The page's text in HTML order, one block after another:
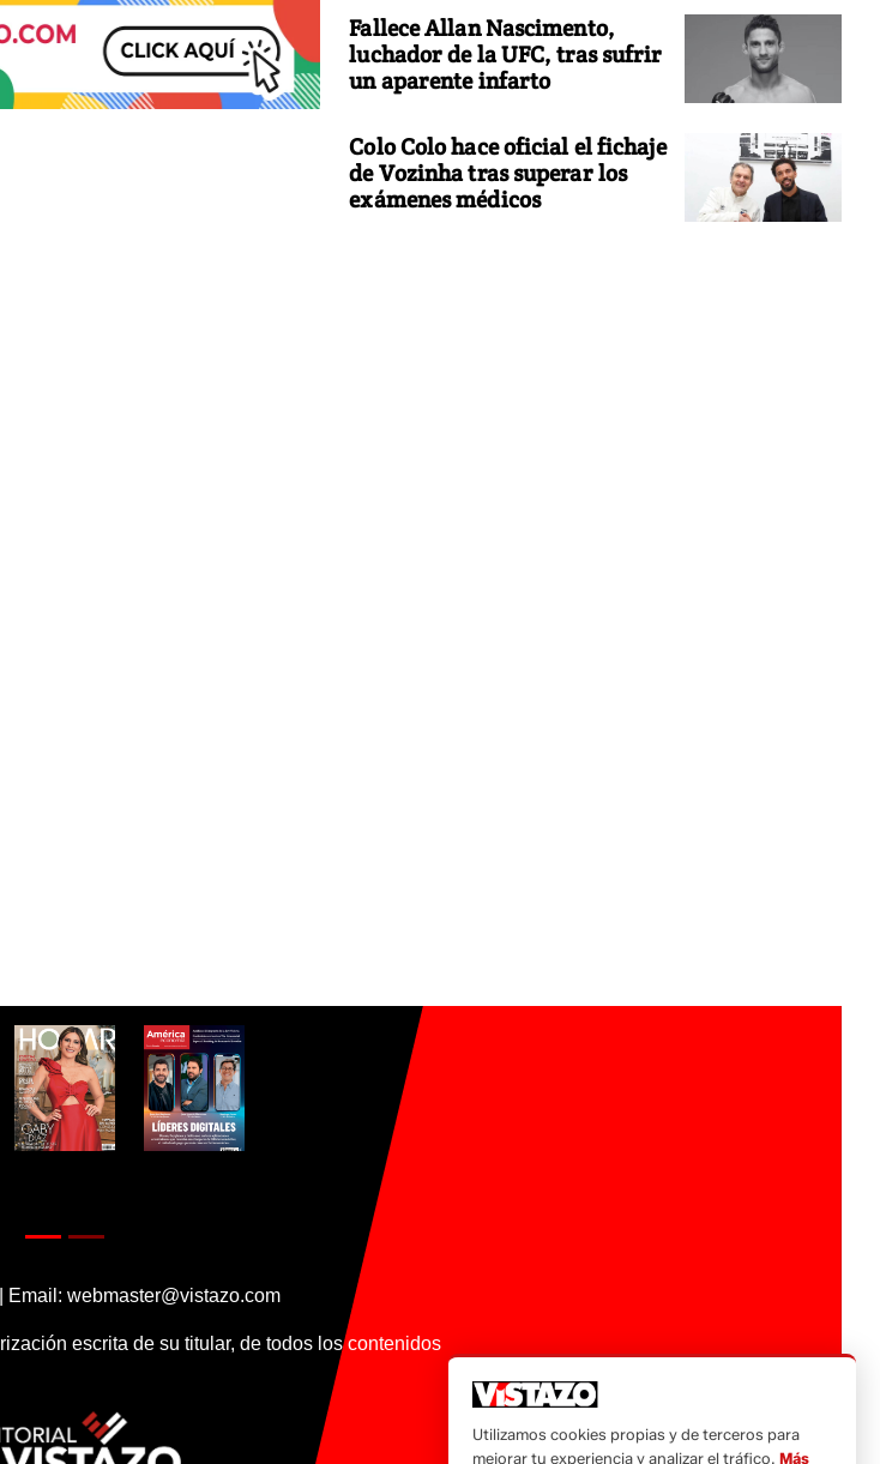
Fallece Allan Nascimento,
luchador de la UFC, tras sufrir
un aparente infarto
Colo Colo hace oficial el fichaje
de Vozinha tras superar los
exámenes médicos
Email: webmaster@vistazo.com
escrita de su titular, de todos los contenidos
Utilizamos cookies propias y de terceros para
mejorar tu experiencia y analizar el tráfico. Más